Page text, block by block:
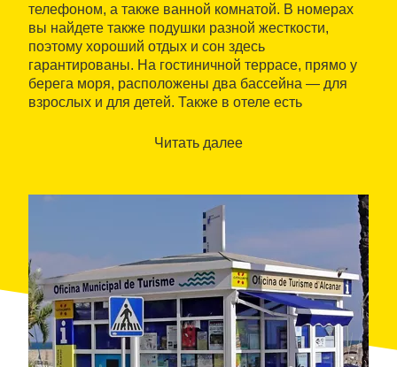
телефоном, а также ванной комнатой. В номерах
вы найдете также подушки разной жесткости,
поэтому хороший отдых и сон здесь
гарантированы. На гостиничной террасе, прямо у
берега моря, расположены два бассейна — для
взрослых и для детей. Также в отеле есть
региона дельты, и круглосуточный бар. Клиенты
ресепшн. Для детей предусмотрена игровая
комната с телевизором, книгами, мини-теннисом и
Читать далее